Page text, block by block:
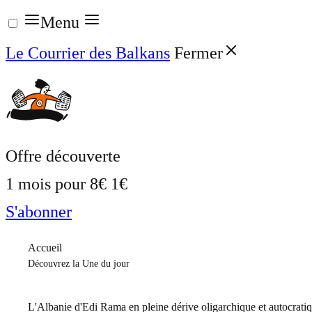
Aller
au
contenu
Menu
Le Courrier des Balkans Fermer
Offre découverte
1 mois pour 8€ 1€
S'abonner
Accueil
Découvrez la Une du jour
L'Albanie d'Edi Rama en pleine dérive oligarchique et